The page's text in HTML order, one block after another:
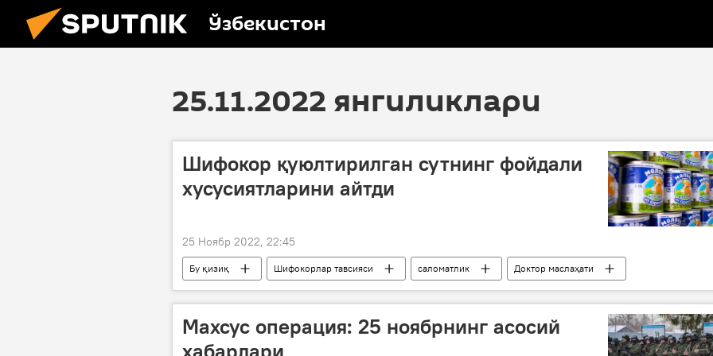
Ўзбекистон
25.11.2022 янгиликлари
Шифокор қуюлтирилган сутнинг фойдали
хусусиятларини айтди
25 Ноябр 2022, 22:45
Бу қизиқ Шифокорлар тавсияси саломатлик
Доктор маслаҳати
Соғлиқ
Фойдали Фойдали маҳсулотлар
Махсус операция: 25 ноябрнинг асосий